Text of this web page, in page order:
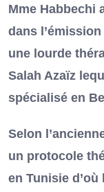
Mme Habbechi
dans
une lourde
Salah Azaïz
spécialisé en
Selon
un protocole
en Tunisie